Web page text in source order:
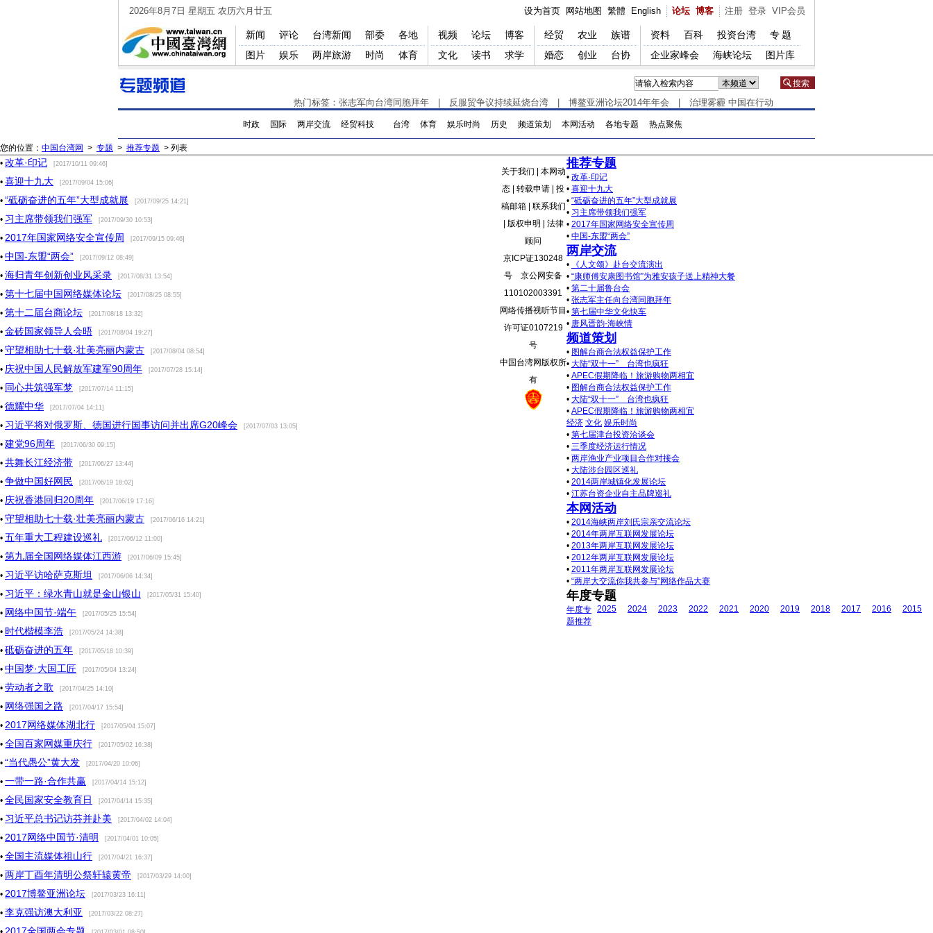
2026年8月7日 星期五 农历六月廿五 注册 登录 VIP会员
论坛 博客
设为首页 网站地图 繁體 English
新闻 评论 台湾新闻 部委
各地
图片
娱乐 两岸旅游 时尚 体育
视频 论坛
博客
文化
读书 求学
经贸 农业
族谱
婚恋
创业 台协
资料 百科 投资台湾
专题
企业家峰会
海峡论坛 图片库
热门标签： 张志军向台湾同胞拜年 反服贸争议持续延烧台湾 博鳌亚洲论坛2014年年会 治理雾霾 中国在行动
时政 国际 两岸交流 经贸科技 台湾 体育 娱乐时尚 历史 频道策划 本网活动 各地专题 热点聚焦
您的位置： 中国台湾网 > 专题 > 推荐专题 > 列表
• 改革·印记 [2017/10/11 09:46]
• 喜迎十九大 [2017/09/04 15:06]
• “砥砺奋进的五年”大型成就展 [2017/09/25 14:21]
• 习主席带领我们强军 [2017/09/30 10:53]
• 2017年国家网络安全宣传周 [2017/09/15 09:46]
• 中国-东盟“两会” [2017/09/12 08:49]
• 海归青年创新创业风采录 [2017/08/31 13:54]
• 第十七届中国网络媒体论坛 [2017/08/25 08:55]
• 第十二届台商论坛 [2017/08/18 13:32]
• 金砖国家领导人会晤 [2017/08/04 19:27]
• 守望相助七十载·壮美亮丽内蒙古 [2017/08/04 08:54]
• 庆祝中国人民解放军建军90周年 [2017/07/28 15:14]
• 同心共筑强军梦 [2017/07/14 11:15]
• 德耀中华 [2017/07/04 14:11]
• 习近平将对俄罗斯、德国进行国事访问并出席G20峰会 [2017/07/03 13:05]
• 建党96周年 [2017/06/30 09:15]
• 共舞长江经济带 [2017/06/27 13:44]
• 争做中国好网民 [2017/06/19 18:02]
• 庆祝香港回归20周年 [2017/06/19 17:16]
• 守望相助七十载·壮美亮丽内蒙古 [2017/06/16 14:21]
• 五年重大工程建设巡礼 [2017/06/12 11:00]
• 第九届全国网络媒体江西游 [2017/06/09 15:45]
• 习近平访哈萨克斯坦 [2017/06/06 14:34]
• 习近平：绿水青山就是金山银山 [2017/05/31 15:40]
• 网络中国节·端午 [2017/05/25 15:54]
• 时代楷模李浩 [2017/05/24 14:38]
• 砥砺奋进的五年 [2017/05/18 10:39]
• 中国梦·大国工匠 [2017/05/04 13:24]
• 劳动者之歌 [2017/04/25 14:10]
• 网络强国之路 [2017/04/17 15:54]
• 2017网络媒体湖北行 [2017/05/04 15:07]
• 全国百家网媒重庆行 [2017/05/02 16:38]
• “当代愚公”黄大发 [2017/04/20 10:06]
• 一带一路·合作共赢 [2017/04/14 15:12]
• 全民国家安全教育日 [2017/04/14 15:35]
• 习近平总书记访芬并赴美 [2017/04/02 14:04]
• 2017网络中国节·清明 [2017/04/01 10:05]
• 全国主流媒体祖山行 [2017/04/21 16:37]
• 两岸丁酉年清明公祭轩辕黄帝 [2017/03/29 14:00]
• 2017博鳌亚洲论坛 [2017/03/23 16:11]
• 李克强访澳大利亚 [2017/03/22 08:27]
推荐专题
• 改革·印记
• 喜迎十九大
• “砥砺奋进的五年”大型成就展
• 习主席带领我们强军
• 2017年国家网络安全宣传周
• 中国-东盟“两会”
两岸交流
•
《人文颂》赴台交流演出
• “康师傅安康图书馆”为雅安孩子送上精神大餐
• 第二十届鲁台会
• 张志军主任向台湾同胞拜年
• 第七届中华文化快车
• 唐风晋韵-海峡情
频道策划
• 图解台商合法权益保护工作
• 大陆“双十一” 台湾也疯狂
• APEC假期降临！旅游购物两相宜
• 图解台商合法权益保护工作
• 大陆“双十一” 台湾也疯狂
• APEC假期降临！旅游购物两相宜
经济 文化 娱乐时尚
• 第七届津台投资洽谈会
• 三季度经济运行情况
• 两岸渔业产业项目合作对接会
• 大陆涉台园区巡礼
• 2014两岸城镇化发展论坛
• 江苏台资企业自主品牌巡礼
本网活动
• 2014海峡两岸刘氏宗亲交流论坛
• 2014年两岸互联网发展论坛
• 2013年两岸互联网发展论坛
• 2012年两岸互联网发展论坛
• 2011年两岸互联网发展论坛
• “两岸大交流你我共参与”网络作品大赛
年度专题
年度专
题推荐
2025 2024 2023 2022 2021 2020 2019 2018 2017 2016 2015
关于我们
本网动
态
转载申请
投
稿邮箱| 联系我们
| 版权申明 | 法律
顾问
京ICP证130248
号 京公网安备
110102003391
网络传播视听节目
许可证0107219
号
中国台湾网版权所
有